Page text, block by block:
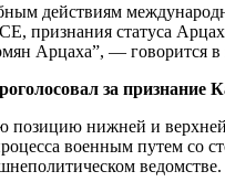
действиям
признания статуса
Арцаха”, —
за признание
нижней и верхней
военным путем со
ведомстве.